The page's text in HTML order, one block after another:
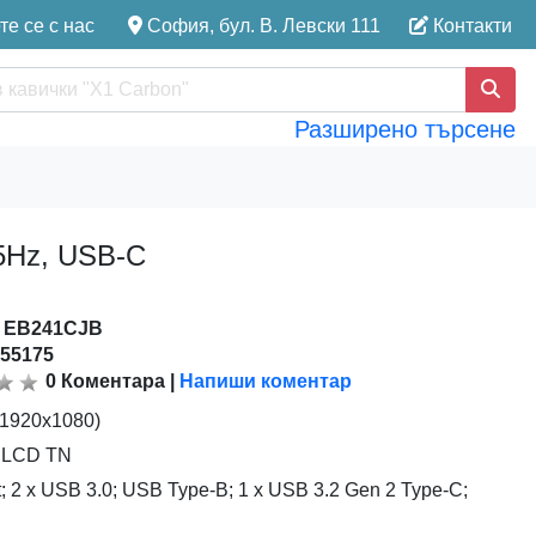
се с нас София, бул. В. Левски 111 Контакти
Разширено търсене
USB-C
EB241CJB
0 Коментара
Напиши коментар
TN
2 x USB 3.0; USB Type-B; 1 x USB 3.2 Gen 2 Type-C;